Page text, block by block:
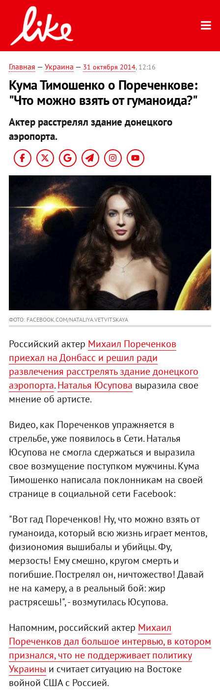
Главная — Украина — 31 октября 2014, 12:16
Кума Тимошенко о Пореченкове:
"Что можно взять от гуманоида?"
Актер расстрелял здание донецкого
аэропорта.
ФОТО: FACEBOOK.COM/NATALIYA.VETVITSKAYA
Российский актер Михаил Пореченков
приехал на Донбасс и решил ради
развлечения расстрелять здание донецкого
аэропорта.Наталья Юсупова выразила свое
мнение об артисте.
Видео, как Пореченков упражняется в
стрельбе, уже появилось в Сети. Наталья
Юсупова не смогла сдержаться и выразила
свое возмущение поступком мужчины. Кума
Тимошенко написала поклонникам на своей
странице в социальной сети Facebook:
"Вот гад Пореченков! Ну, что можно взять от
гуманоида, который всю жизнь играет ментов,
физиономия вышибалы и убийцы. Фу,
мерзость! Ему смешно, кругом смерть и
погибшие. Пострелял он, ничтожество! Давай
не на камеру, а в реальный бой: жир
растрясешь!", - возмутилась Юсупова.
Напомним, российский актер Михаил
Пореченков дал большое интервью, в котором
признался, что не поддерживает политику
Украины и считает ситуацию на Востоке
войной США с Россией.